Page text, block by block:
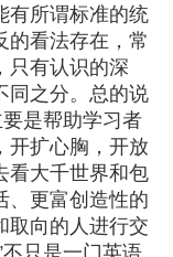
有所谓标准的统
的看法存在，常
只有认识的深
同之分。总的说
是帮助学习者
开扩心胸，开放
看大千世界和包
、更富创造性的
取向的人进行交
只是一门英语